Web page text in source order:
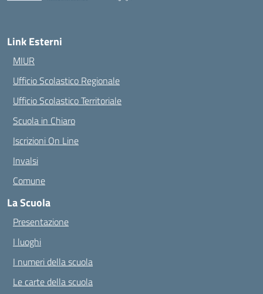
Link Esterni
MIUR
Ufficio Scolastico Regionale
Ufficio Scolastico Territoriale
Scuola in Chiaro
Iscrizioni On Line
Invalsi
Comune
La Scuola
Presentazione
I luoghi
I numeri della scuola
Le carte della scuola